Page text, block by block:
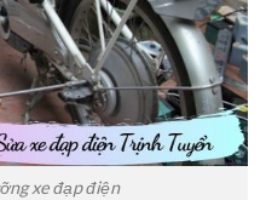
xe đạp điện